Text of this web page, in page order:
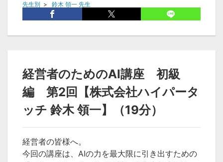
先生別 > 鈴木 領一 先生
経営者のためのAI講座 初級
編 第2回【株式会社ハイパータ
ッチ 鈴木 領一】（19分）
経営者の皆様へ。
今回の講座は、AIの力を最大限に引き出すための